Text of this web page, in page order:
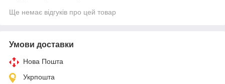
Ще немає відгуків про цей товар
Умови доставки
Нова Пошта
Укрпошта